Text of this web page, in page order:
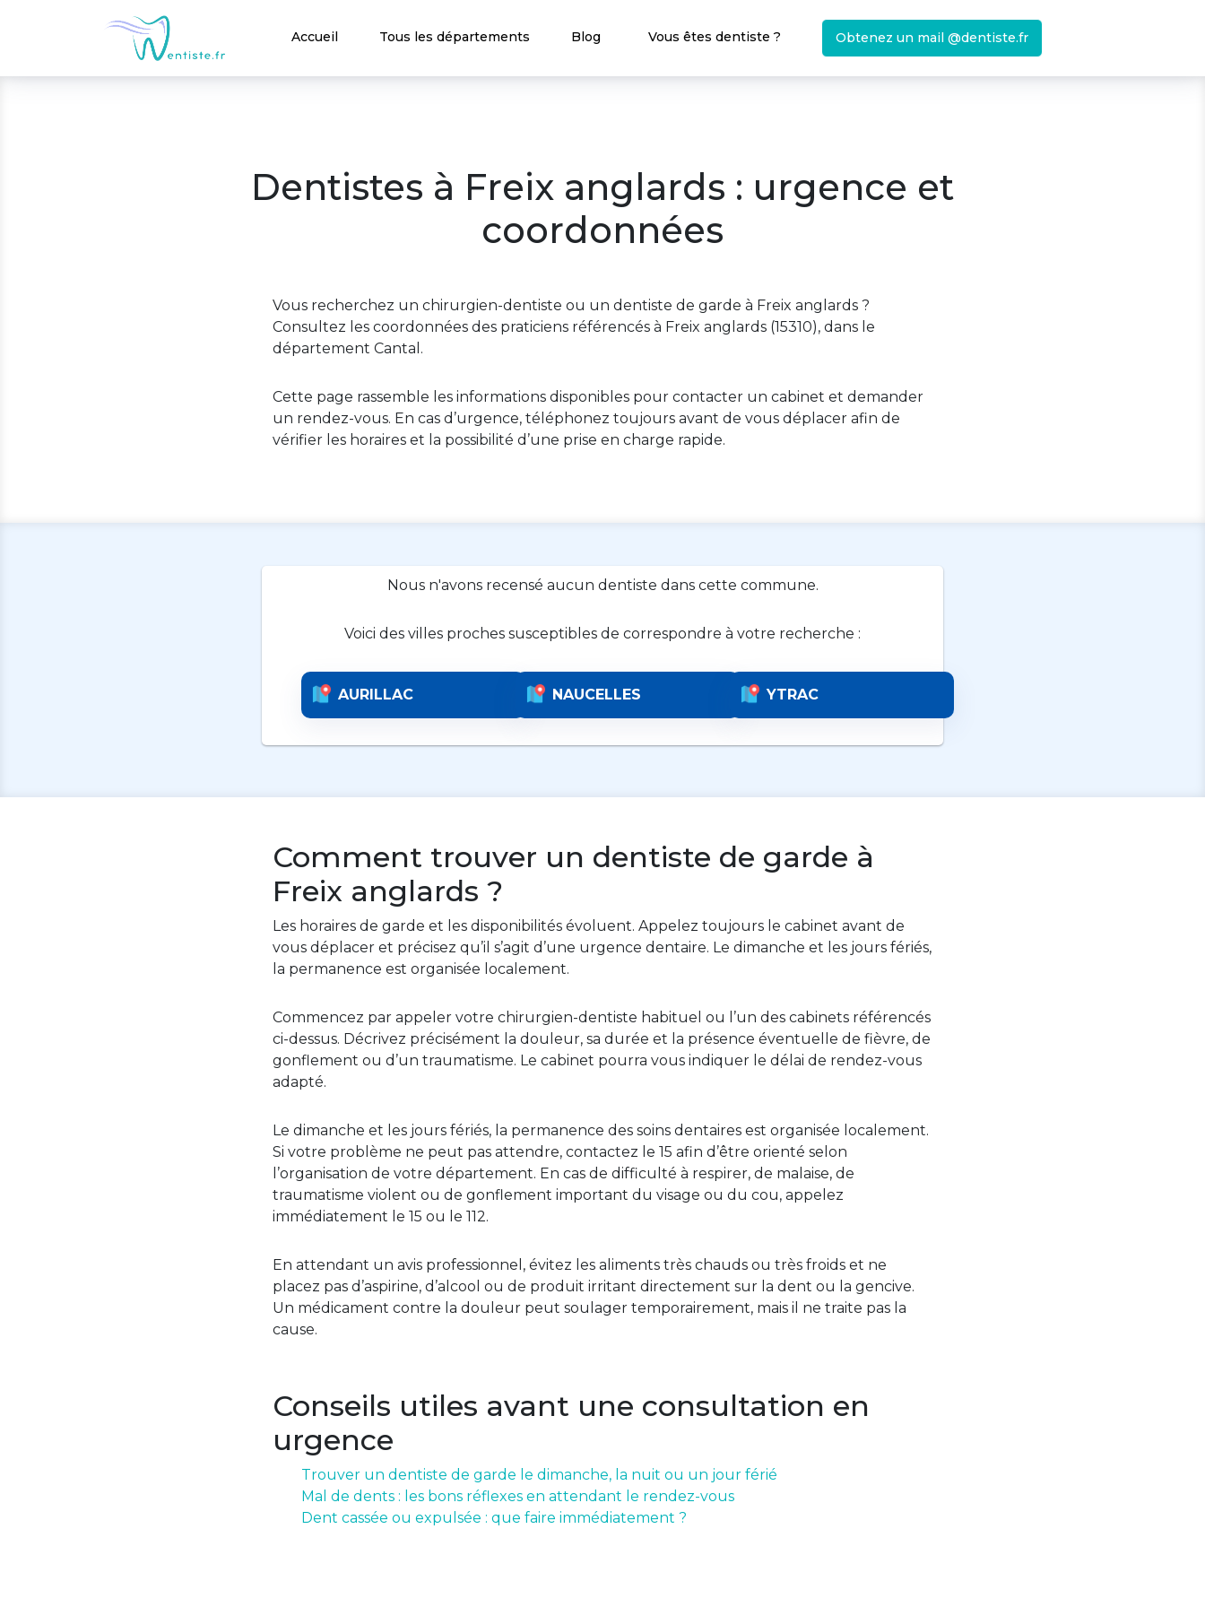
Accueil Tous les départements Blog Vous êtes dentiste ? Obtenez un mail @dentiste.fr
Dentistes à Freix anglards : urgence et
coordonnées
Vous recherchez un chirurgien-dentiste ou un dentiste de garde à Freix anglards ?
Consultez les coordonnées des praticiens référencés à Freix anglards (15310), dans le
département Cantal.
Cette page rassemble les informations disponibles pour contacter un cabinet et demander
un rendez-vous. En cas d’urgence, téléphonez toujours avant de vous déplacer afin de
vérifier les horaires et la possibilité d’une prise en charge rapide.
Nous n'avons recensé aucun dentiste dans cette commune.
Voici des villes proches susceptibles de correspondre à votre recherche :
AURILLAC NAUCELLES YTRAC
Comment trouver un dentiste de garde à
Freix anglards ?
Les horaires de garde et les disponibilités évoluent. Appelez toujours le cabinet avant de
vous déplacer et précisez qu’il s’agit d’une urgence dentaire. Le dimanche et les jours fériés,
la permanence est organisée localement.
Commencez par appeler votre chirurgien-dentiste habituel ou l’un des cabinets référencés
ci-dessus. Décrivez précisément la douleur, sa durée et la présence éventuelle de fièvre, de
gonflement ou d’un traumatisme. Le cabinet pourra vous indiquer le délai de rendez-vous
adapté.
Le dimanche et les jours fériés, la permanence des soins dentaires est organisée localement.
Si votre problème ne peut pas attendre, contactez le 15 afin d’être orienté selon
l’organisation de votre département. En cas de difficulté à respirer, de malaise, de
traumatisme violent ou de gonflement important du visage ou du cou, appelez
immédiatement le 15 ou le 112.
En attendant un avis professionnel, évitez les aliments très chauds ou très froids et ne
placez pas d’aspirine, d’alcool ou de produit irritant directement sur la dent ou la gencive.
Un médicament contre la douleur peut soulager temporairement, mais il ne traite pas la
cause.
Conseils utiles avant une consultation en
urgence
Trouver un dentiste de garde le dimanche, la nuit ou un jour férié
Mal de dents : les bons réflexes en attendant le rendez-vous
Dent cassée ou expulsée : que faire immédiatement ?